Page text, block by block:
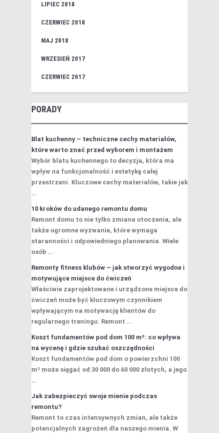
LIPIEC 2018
CZERWIEC 2018
MAJ 2018
WRZESIEŃ 2017
CZERWIEC 2017
PORADY
Blat kuchenny – techniczne cechy materiałów,
które warto znać przed wyborem i montażem
Wybór blatu kuchennego to decyzja, która ma
wpływ na funkcjonalność i estetykę całej
przestrzeni. Kluczowe cechy materiałów, takie jak
…
10 kroków do udanego remontu domu
Remont domu to nie tylko zmiana otoczenia, ale
także ogromne wyzwanie, które wymaga
staranności i odpowiedniego planowania. Wiele
osób …
Remonty fitness klubów – jak stworzyć wygodne i
motywujące miejsce do ćwiczeń
Właściwie zaprojektowane i urządzone miejsce do
ćwiczeń może być kluczowym czynnikiem
wpływającym na motywację klientów do
regularnego treningu. Remont …
Koszt fundamentów pod dom 100 m²: co wpływa
na wycenę i gdzie szukać oszczędności
Koszt fundamentów pod dom o powierzchni 100
m² może sięgać od 30 000 do 60 000 złotych, a jego
…
Jak zabezpieczyć swoje mienie podczas
remontu?
Remont to czas intensywnych zmian, ale także
potencjalnych zagrożeń dla naszego mienia. W